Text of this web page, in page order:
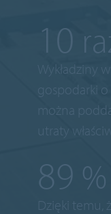
10
gospodarki
można
utraty
89 %
Dzięki temu,